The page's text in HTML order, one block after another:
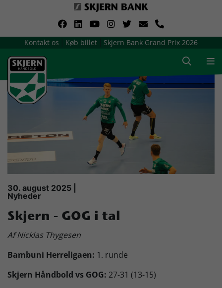
Kontakt os Køb billet Skjern Bank Grand Prix 2026
Om Skjern Håndbold
Ligatruppen
Billetsalg / sæsonkort
Presse
Samarbejdsklubber
Skjern Bank Grand Prix
Nyhedsbrev
30. august 2025 |
Nyheder
Skjern - GOG i tal
Af Nicklas Thygesen
Bambuni Herreligaen: 1. runde
Skjern Håndbold vs GOG: 27-31 (13-15)